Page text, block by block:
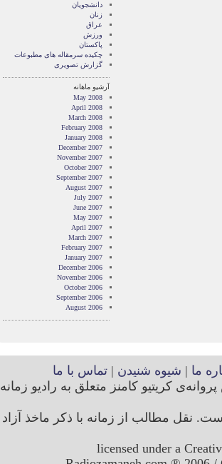
دانشجویان
زنان
عراق
ورزش
پاکستان
چکیده سرمقاله های مطبوعات
گزارش تصويری
آرشیو ماهانه
May 2008
April 2008
March 2008
February 2008
January 2008
December 2007
November 2007
October 2007
September 2007
August 2007
July 2007
June 2007
May 2007
April 2007
March 2007
February 2007
January 2007
December 2006
November 2006
October 2006
September 2006
August 2006
ما | شیوه شنیدن |تماس با ما
کریتیو کامنز متعلق به رادیو زمانه
نقل مطالب از زمانه با ذکر ماخذ آزاد
licensed under a